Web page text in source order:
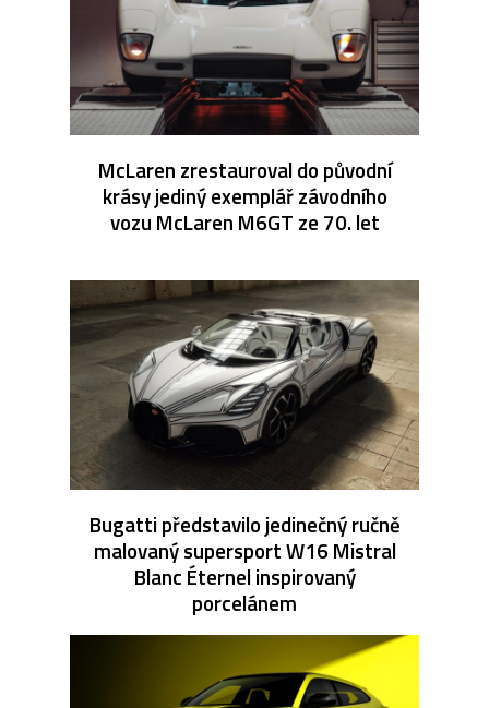
McLaren zrestauroval do původní
krásy jediný exemplář závodního
vozu McLaren M6GT ze 70. let
Bugatti představilo jedinečný ručně
malovaný supersport W16 Mistral
Blanc Éternel inspirovaný
porcelánem